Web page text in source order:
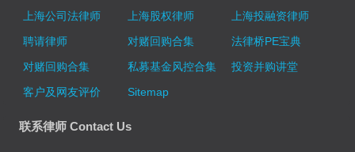
上海公司法律师
上海股权律师
上海投融资律师
聘请律师
对赌回购合集
法律桥PE宝典
对赌回购合集
私募基金风控合集
投资并购讲堂
客户及网友评价
Sitemap
联系律师 Contact Us